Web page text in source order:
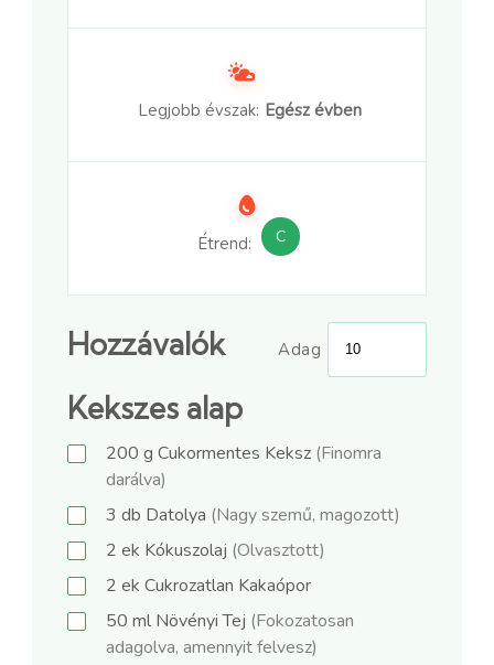
Legjobb évszak: Egész évben
Étrend: C
Hozzávalók Adag
Kekszes alap
200 g Cukormentes Keksz (Finomra
darálva)
3 db Datolya (Nagy szemű, magozott)
2 ek Kókuszolaj (Olvasztott)
2 ek Cukrozatlan Kakaópor
50 ml Növényi Tej (Fokozatosan
adagolva, amennyit felvesz)